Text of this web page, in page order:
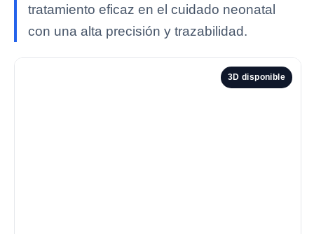
tratamiento eficaz en el cuidado neonatal
con una alta precisión y trazabilidad.
3D disponible